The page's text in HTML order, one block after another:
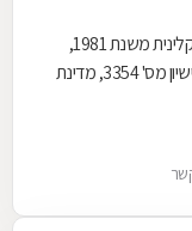
ד"ר רות אהרוני היא פסיכולוגית קלינית משנת 1981,
רשומה בפנקס הפסיכולוגים (רישיון מס' 3354, מדינת